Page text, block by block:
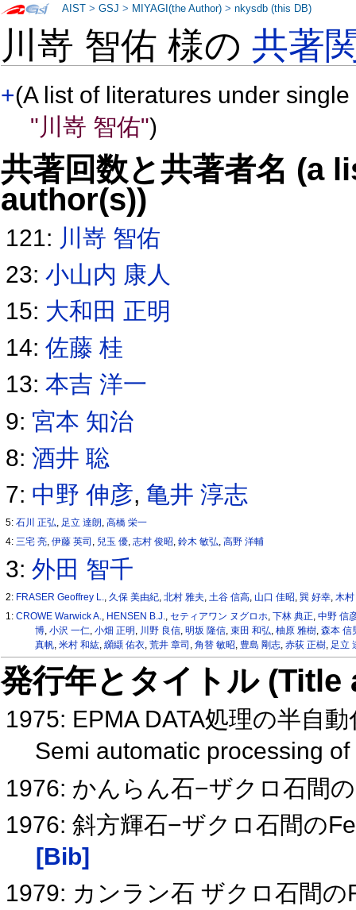
川嵜 智佑 様の共著
+(A list of literatures under
"川嵜 智佑")
共著回数と共著者名 (a
author(s))
121: 川嵜 智佑
23:小山内 康人
15: 大和田 正明
14:佐藤 桂
13:本吉 洋一
9: 宮本 知治
8:酒井 聡
7: 中野 伸彦, 亀井 淳志
5:石川 正弘 足立 達朗 ,高橋 栄一
4: 三宅 亮 ,伊藤 英司 兒玉 優 ,志村 俊昭 ,鈴木 敏弘 ,高野 洋輔
3:外田 智千
2: FRASER Geoffrey L. 久保 美由紀 ,北村 雅夫 土谷 信高 山口 佳昭 ,巽 好幸 木
1:CROWE Warwick A., HENSEN B.J.,セティアワン ヌグロホ,下林 典正,中野 信
博, 小沢 一仁, 小畑 正明, 川野 良信, 明坂 隆信, 束田 和弘, 柚原 雅樹, 森本 信
真帆, 米村 和紘, 纐纈 佑衣, 荒井 章司 , 角替 敏昭, 豊島 剛志, 赤荻 正樹, 足立
発行年とタイトル
1975: EPMA DATA処理の半自
Semi automatic processing
1976: かんらん石−ザクロ石間
1976: 斜方輝石−ザクロ石間の
[Bib]
1979: カンラン石 ザクロ石間
AIST >GSJ > MIYAGI(the Author) >nkysdb (this DB)